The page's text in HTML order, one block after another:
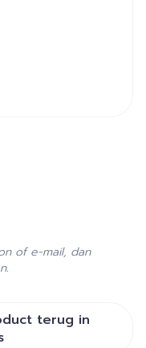
terug in
of e-mail, dan